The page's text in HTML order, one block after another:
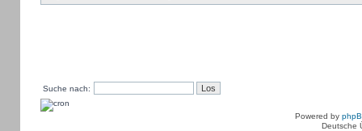
Suche nach:
Powered by
Deutsche